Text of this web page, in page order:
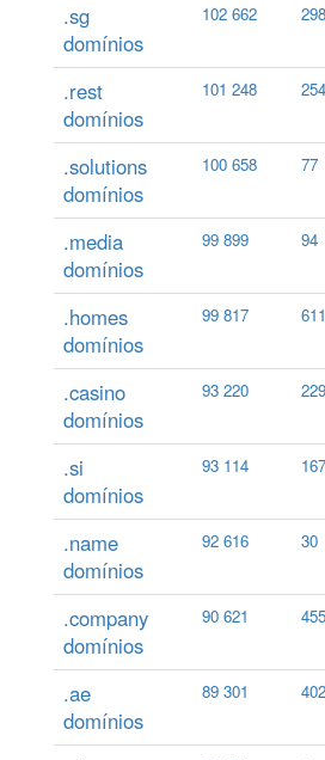
.sg
domínios
102 662 298
.rest
domínios
101 248 254
.solutions
domínios
100 658 77
.media
domínios
99 899 94
.homes
domínios
99 817 611
.casino
domínios
93 220 229
.si
domínios
93 114 167
.name
domínios
92 616 30
.company
domínios
90 621 455
.ae
domínios
89 301 402